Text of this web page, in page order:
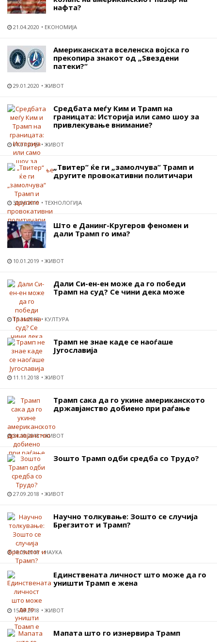
нафта?
21.04.2020 ЕКОНОМИЈА
Американската вселенска војска го
прекопира знакот од „Ѕвездени
патеки?“
29.01.2020 ЖИВОТ
Средбата меѓу Ким и Трамп на
границата: Историја или само шоу за
привлекување внимание?
01.07.2019 ЖИВОТ
„Твитер“ ќе ги „замолчува“ Трамп и
другите провокативни политичари
30.06.2019 ТЕХНОЛОГИЈА
Што е Данинг-Кругеров феномен и
дали Трамп го има?
10.01.2019 ЖИВОТ
Дали Си-ен-ен може да го победи
Трамп на суд? Се чини дека може
15.11.2018 КУЛТУРА
Трамп не знае каде се наоѓаше
Југославија
11.11.2018 ЖИВОТ
Трамп сака да го укине американското
државјанство добиено при раѓање
31.10.2018 ЖИВОТ
Зошто Трамп одби средба со Трудо?
27.09.2018 ЖИВОТ
Научно толкување: Зошто се случија
Брегзитот и Трамп?
18.09.2018 НАУКА
Единствената личност што може да го
уништи Трамп е жена
15.08.2018 ЖИВОТ
Мапата што го изнервира Трамп